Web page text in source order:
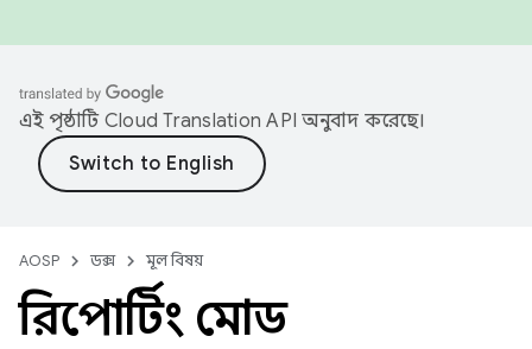
এই পৃষ্ঠাটি Cloud Translation API অনুবাদ করেছে।
AOSP ডক্স মূল বিষয়
রিপোর্টিং মোড